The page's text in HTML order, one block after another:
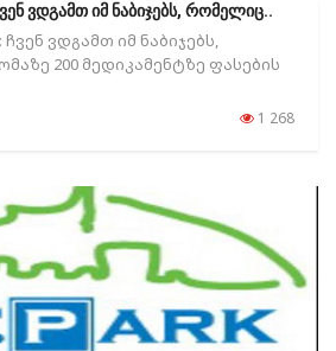
ვდგამთ იმ ნაბიჯებს, რომელიც..
ვდგამთ იმ ნაბიჯებს,
200 მედიკამენტზე ფასების
1 268